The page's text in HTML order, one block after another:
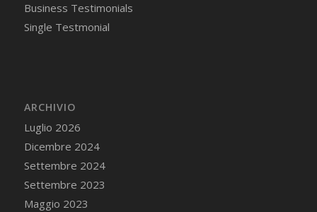
Business Testimonials
Single Testmonial
ARCHIVIO
Luglio 2026
Dicembre 2024
Settembre 2024
Settembre 2023
Maggio 2023